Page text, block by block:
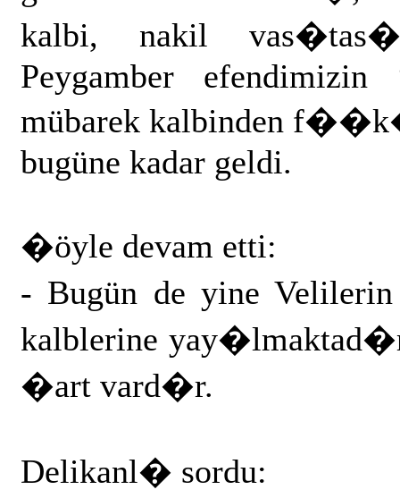
kalbi, nakil
Peygamber
mübarek kalbinden
bugüne kadar geldi.
�öyle devam etti:
- Bugün de yine
kalblerine
�art vard�r.
Delikanl� sordu: